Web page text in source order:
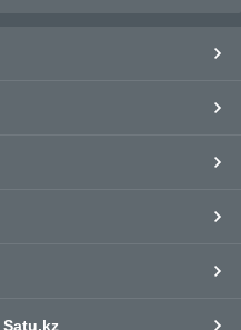
Satu.kz